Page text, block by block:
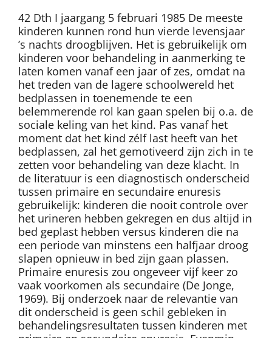
42 Dth I jaargang 5 februari 1985 De meeste
kinderen kunnen rond hun vierde levensjaar
’s nachts droogblijven. Het is gebruikelijk om
kinderen voor behandeling in aanmerking te
laten komen vanaf een jaar of zes, omdat na
het treden van de lagere schoolwereld het
bedplassen in toenemende te een
belemmerende rol kan gaan spelen bij o.a. de
sociale keling van het kind. Pas vanaf het
moment dat het kind zélf last heeft van het
bedplassen, zal het gemotiveerd zijn zich in te
zetten voor behandeling van deze klacht. In
de literatuur is een diagnostisch onderscheid
tussen primaire en secundaire enuresis
gebruikelijk: kinderen die nooit controle over
het urineren hebben gekregen en dus altijd in
bed geplast hebben versus kinderen die na
een periode van minstens een halfjaar droog
slapen opnieuw in bed zijn gaan plassen.
Primaire enuresis zou ongeveer vijf keer zo
vaak voorkomen als secundaire (De Jonge,
1969). Bij onderzoek naar de relevantie van
dit onderscheid is geen schil gebleken in
behandelingsresultaten tussen kinderen met